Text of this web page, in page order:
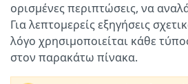
ορισμένες περιπτώσεις, να
Για λεπτομερείς εξηγήσεις
λόγο χρησιμοποιείται κάθε
στον παρακάτω πίνακα.